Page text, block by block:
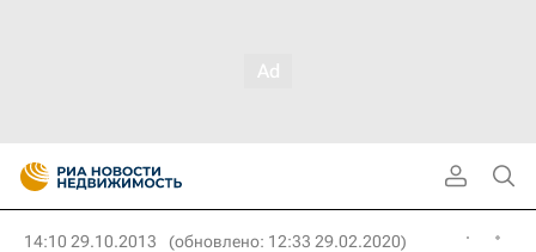
14:10 29.10.2013 (обновлено: 12:33 29.02.2020)